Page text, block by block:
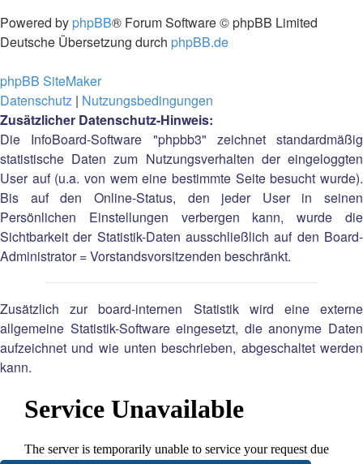
Powered by phpBB® Forum Software © phpBB Limited
Deutsche Übersetzung durch phpBB.de
phpBB SiteMaker
Datenschutz | Nutzungsbedingungen
Zusätzlicher Datenschutz-Hinweis:
Die InfoBoard-Software "phpbb3" zeichnet standardmäßig
statistische Daten zum Nutzungsverhalten der eingeloggten
User auf (u.a. von wem eine bestimmte Seite besucht wurde).
Bis auf den Online-Status, den jeder User in seinen
Persönlichen Einstellungen verbergen kann, wurde die
Sichtbarkeit der Statistik-Daten ausschließlich auf den Board-
Administrator = Vorstandsvorsitzenden beschränkt.
Zusätzlich zur board-internen Statistik wird eine externe
allgemeine Statistik-Software eingesetzt, die anonyme Daten
aufzeichnet und wie unten beschrieben, abgeschaltet werden
kann.